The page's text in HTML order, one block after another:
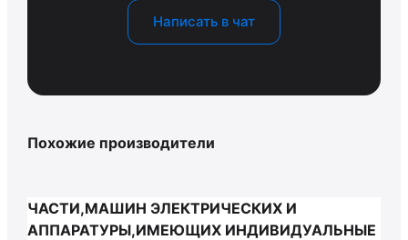
Написать в чат
Похожие производители
ЧАСТИ,МАШИН ЭЛЕКТРИЧЕСКИХ И
АППАРАТУРЫ,ИМЕЮЩИХ ИНДИВИДУАЛЬНЫЕ